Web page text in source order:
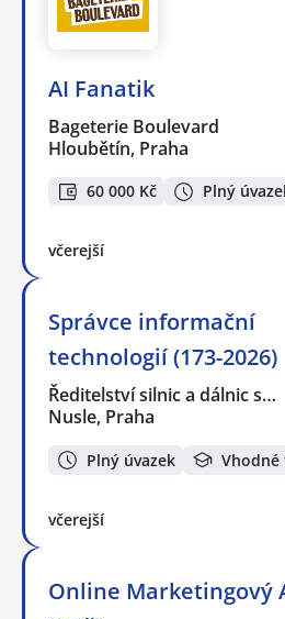
AI Fanatik
Bageterie Boulevard
Hloubětín, Praha
60 000 Kč Plný
včerejší
Správce informační
technologií (173-2026)
Ředitelství silnic a dálnic s…
Nusle, Praha
Plný úvazek
včerejší
Online Marketingový